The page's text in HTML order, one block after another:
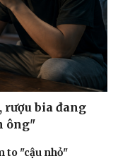
rượu bia đang
ông"
to "cậu nhỏ"